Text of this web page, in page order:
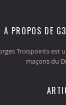
A PROPOS DE
Troispoints est
maçons du